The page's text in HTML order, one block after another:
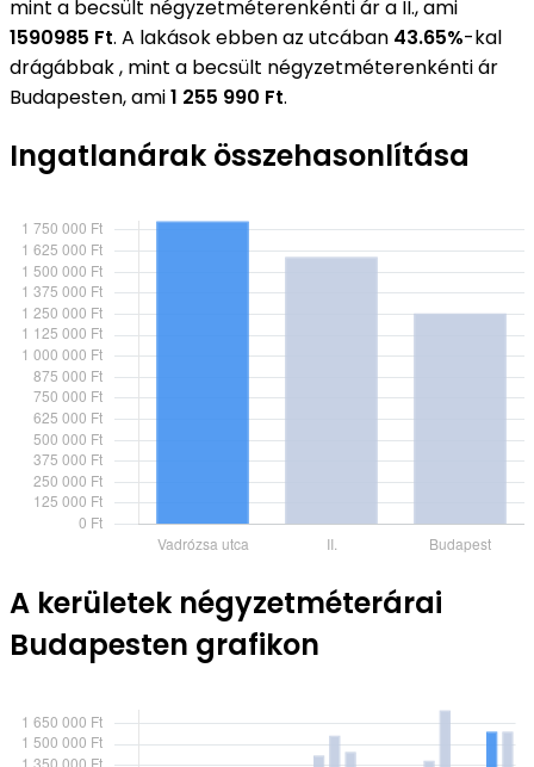
mint a becsült négyzetméterenkénti ár a II., ami
1590985 Ft. A lakások ebben az utcában 43.65%-kal
drágábbak , mint a becsült négyzetméterenkénti ár
Budapesten, ami1 255 990 Ft.
Ingatlanárak összehasonlítása
A kerületek négyzetméterárai
Budapesten grafikon